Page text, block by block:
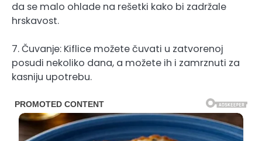
da se malo ohlade na rešetki kako bi zadržale
hrskavost.
7. Čuvanje: Kiflice možete čuvati u zatvorenoj
posudi nekoliko dana, a možete ih i zamrznuti za
kasniju upotrebu.